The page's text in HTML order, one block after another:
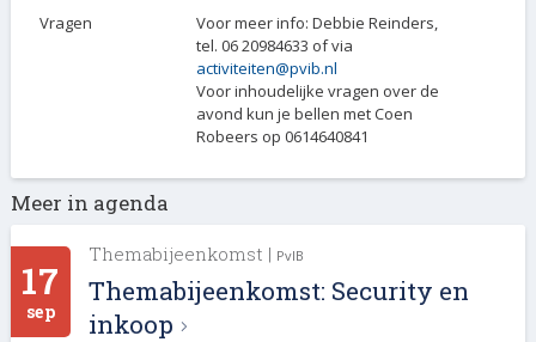
Vragen
Voor meer info: Debbie Reinders,
tel. 06 20984633 of via
activiteiten@pvib.nl
Voor inhoudelijke vragen over de
avond kun je bellen met Coen
Robeers op 0614640841
Locatie op kaart
LA Driebergen
Netherlands
Documenten
2017-04/070616-presentatie-renee-van-beckhoven.pdf
Meer in agenda
17
sep
Themabijeenkomst | PvIB
Themabijeenkomst: Security en
inkoop